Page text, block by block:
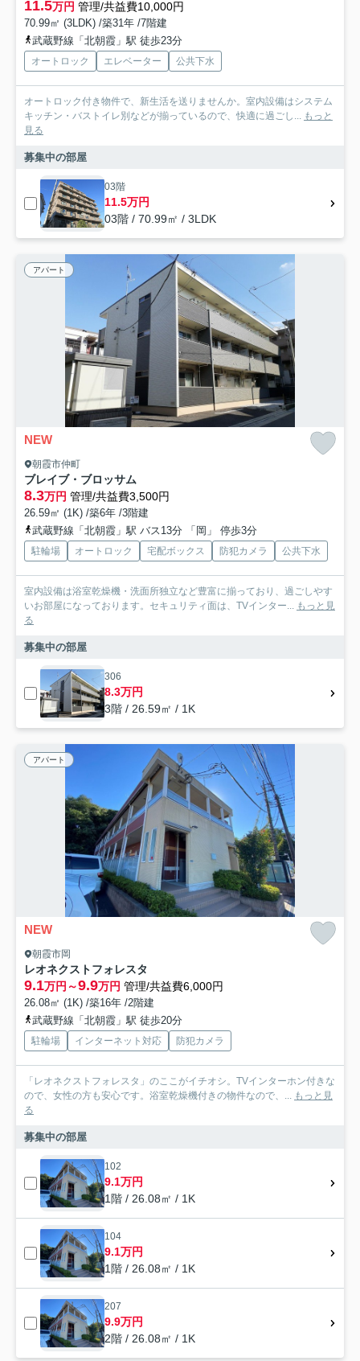
11.5万円 管理/共益費10,000円
70.99㎡ (3LDK) /築31年 /7階建
武蔵野線「北朝霞」駅 徒歩23分
オートロック エレベーター 公共下水
オートロック付き物件で、新生活を送りませんか。室内設備はシステム
キッチン・バストイレ別などが揃っているので、快適に過ごし... もっと
見る
募集中の部屋
03階
11.5万円
03階 / 70.99㎡ / 3LDK
アパート
NEW
朝霞市仲町
ブレイブ・ブロッサム
8.3万円 管理/共益費3,500円
26.59㎡ (1K) /築6年 /3階建
武蔵野線「北朝霞」駅 バス13分 「岡」 停歩3分
駐輪場 オートロック 宅配ボックス 防犯カメラ 公共下水
室内設備は浴室乾燥機・洗面所独立など豊富に揃っており、過ごしやす
いお部屋になっております。セキュリティ面は、TVインター... もっと見
る
募集中の部屋
306
8.3万円
3階 / 26.59㎡ / 1K
アパート
NEW
朝霞市岡
レオネクストフォレスタ
9.1万円～9.9万円 管理/共益費6,000円
26.08㎡ (1K) /築16年 /2階建
武蔵野線「北朝霞」駅 徒歩20分
駐輪場 インターネット対応 防犯カメラ
「レオネクストフォレスタ」のここがイチオシ。TVインターホン付きな
ので、女性の方も安心です。浴室乾燥機付きの物件なので、... もっと見
る
募集中の部屋
102
9.1万円
1階 / 26.08㎡ / 1K
104
9.1万円
1階 / 26.08㎡ / 1K
207
9.9万円
2階 / 26.08㎡ / 1K